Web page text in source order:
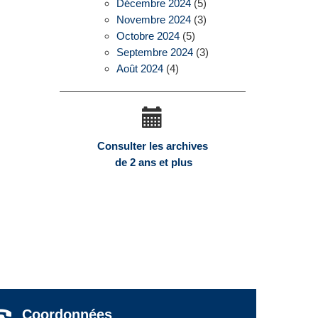
Décembre 2024(5)
Novembre 2024(3)
Octobre 2024(5)
Septembre 2024(3)
Août 2024(4)
Consulter les archives
de 2 ans et plus
Coordonnées